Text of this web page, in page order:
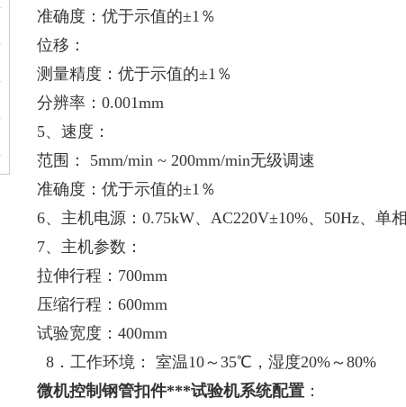
准确度：优于示值的±1％
位移：
测量精度：优于示值的±1％
分辨率：0.001mm
5、速度：
范围： 5mm/min ~ 200mm/min无级调速
准确度：优于示值的±1％
6、主机电源：0.75kW、AC220V±10%、50Hz、单相
7、主机参数：
拉伸行程：700mm
压缩行程：600mm
试验宽度：400mm
8．工作环境： 室温10～35℃，湿度20%～80%
微机控制钢管扣件***试验机系统配置 ：